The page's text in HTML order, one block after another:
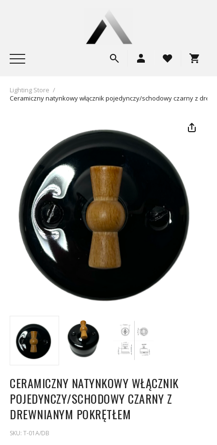
Lighting Store /
Ceramiczny natynkowy włącznik pojedynczy/schodowy czarny z
CERAMICZNY NATYNKOWY WŁĄCZNIK
POJEDYNCZY/SCHODOWY CZARNY Z
DREWNIANYM POKRĘTŁEM
SKU: T-01A/DB